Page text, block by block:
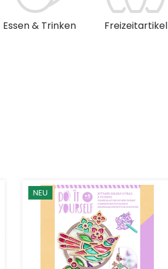
Essen & Trinken Freizeitartikel
NEU